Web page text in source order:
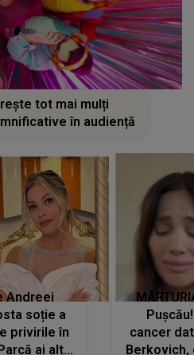
tot mai mulți
în audiență
Andreei
soție a
privirile în
ai altă
cancer
Berkovich,